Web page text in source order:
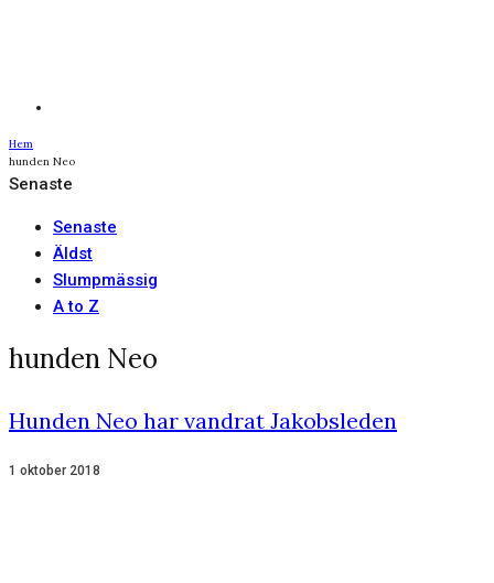
Hem
hunden Neo
Senaste
Senaste
Äldst
Slumpmässig
A to Z
hunden Neo
Hunden Neo har vandrat Jakobsleden
1 oktober 2018